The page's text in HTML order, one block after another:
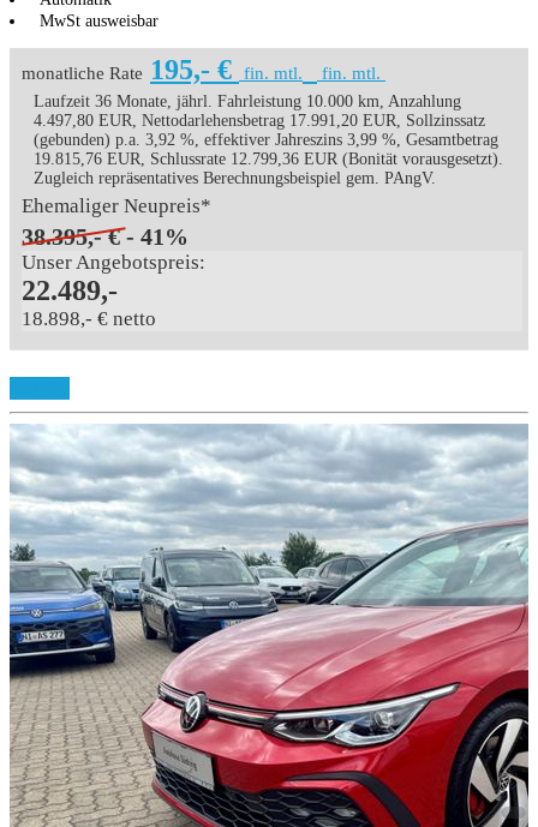
MwSt ausweisbar
monatliche Rate 195,- € fin. mtl. fin. mtl.
Laufzeit 36 Monate, jährl. Fahrleistung 10.000 km, Anzahlung
4.497,80 EUR, Nettodarlehensbetrag 17.991,20 EUR, Sollzinssatz
(gebunden) p.a. 3,92 %, effektiver Jahreszins 3,99 %, Gesamtbetrag
19.815,76 EUR, Schlussrate 12.799,36 EUR (Bonität vorausgesetzt).
Zugleich repräsentatives Berechnungsbeispiel gem. PAngV.
Ehemaliger Neupreis*
38.395,- € - 41%
Unser Angebotspreis:
22.489,-
18.898,- € netto